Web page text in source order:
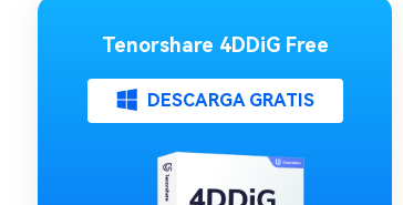
Tenorshare 4DDiG Free
DESCARGA GRATIS